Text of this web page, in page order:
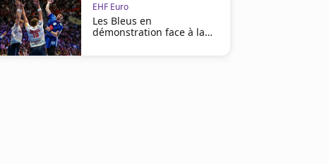
EHF Euro
Les Bleus en
démonstration face à la